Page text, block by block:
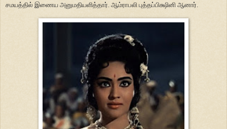
சமயத்தில் இணைய அனுமதியளித்தார். ஆம்ராபலி புத்தப்பிக்ஷினி ஆனார்.